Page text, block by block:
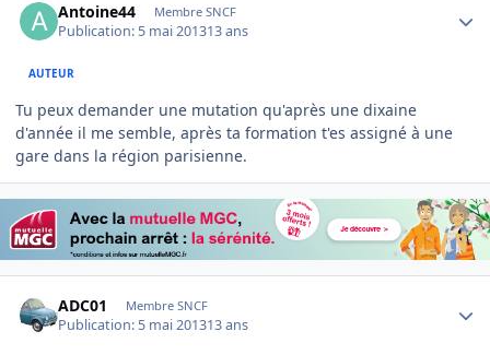
Antoine44 Membre SNCF
Publication: 5 mai 201313 ans
AUTEUR
Tu peux demander une mutation qu'après une dixaine
d'année il me semble, après ta formation t'es assigné à une
gare dans la région parisienne.
ADC01 Membre SNCF
Publication: 5 mai 201313 ans